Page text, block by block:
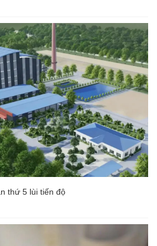
thứ 5 lùi tiến độ